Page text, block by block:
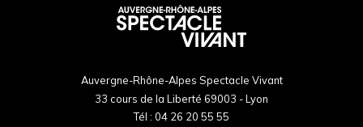
Auvergne-Rhône-Alpes Spectacle Vivant
33 cours de la Liberté 69003 - Lyon
Tél : 04 26 20 55 55